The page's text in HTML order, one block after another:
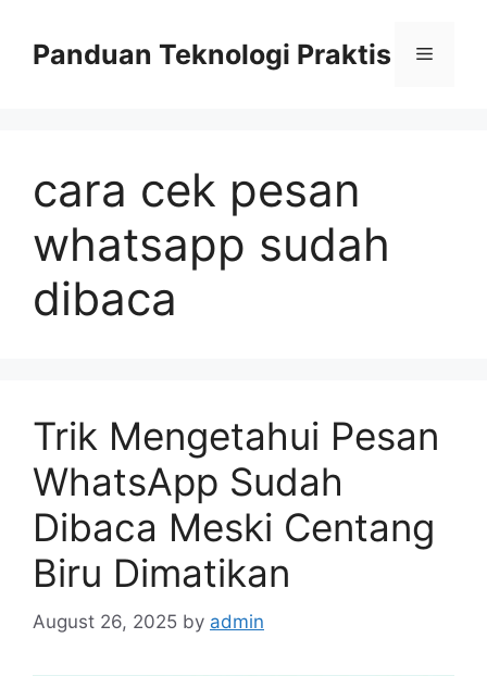
contentPanduan Teknologi Praktis Menu
cara cek pesan
whatsapp sudah
dibaca
Trik Mengetahui Pesan
WhatsApp Sudah
Dibaca Meski Centang
Biru Dimatikan
August 26, 2025 by admin